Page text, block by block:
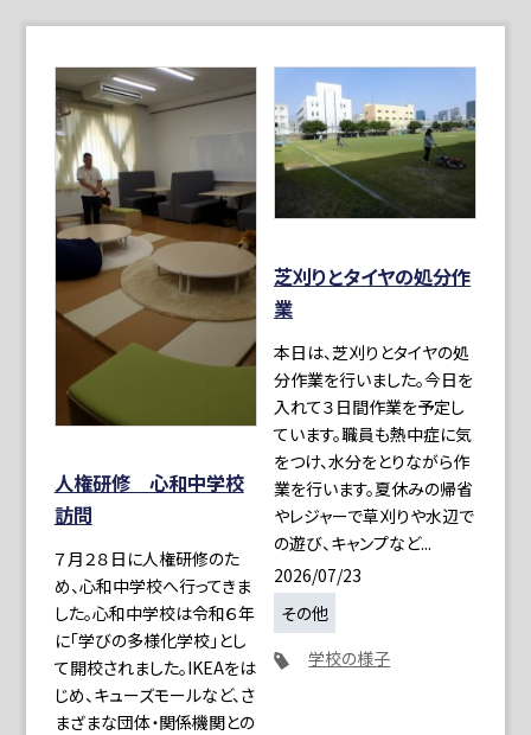
人権研修 心和中学校
訪問
７月２８日に人権研修のた
め、心和中学校へ行ってきま
した。心和中学校は令和６年
に「学びの多様化学校」とし
て開校されました。IKEAをは
じめ、キューズモールなど、さ
まざまな団体・関係機関との
芝刈りとタイヤの処分作
業
本日は、芝刈りとタイヤの処
分作業を行いました。今日を
入れて３日間作業を予定し
ています。職員も熱中症に気
をつけ、水分をとりながら作
業を行います。夏休みの帰省
やレジャーで草刈りや水辺で
の遊び、キャンプなど...
2026/07/23
その他
学校の様子